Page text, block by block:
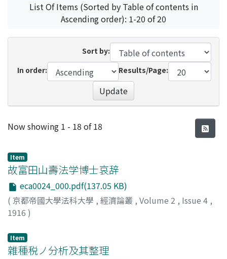
List Of Items (Sorted by Table of contents in
Ascending order): 1-20 of 20
Sort by:
In order:
Results/Page:
Update
Recent Submissions
Now showing 1 - 18 of 18
Item
故富田山壽法学博士哀辞
eca0024_000.pdf(137.05 KB)
( 京都帝國大學法科大學 , 經濟論叢 , Volume 2 , Issue 4 ,
1916 )
Item
雜種税ノ分析及其整理